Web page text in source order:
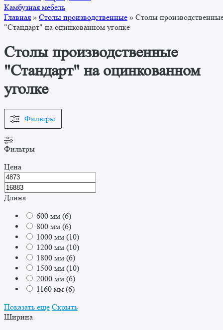
Камбузная мебель
Главная » Столы производственные » Столы
"Стандарт" на оцинкованном уголке
Столы производственные
"Стандарт" на оцинкованном
уголке
Фильтры
Фильтры
Цена
Длина
600 мм (6)
800 мм (6)
1000 мм (10)
1200 мм (10)
1800 мм (6)
1500 мм (10)
2000 мм (6)
1160 мм (6)
Показать еще Скрыть
Ширина